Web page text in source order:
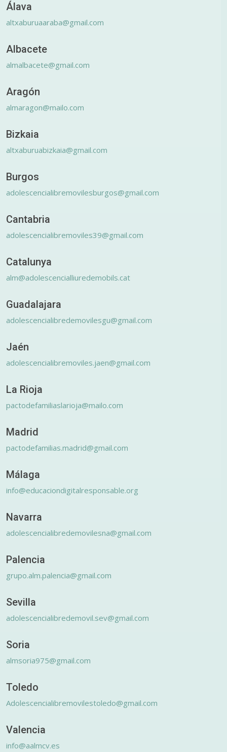
Álava
altxaburuaaraba@gmail.com
Albacete
almalbacete@gmail.com
Aragón
almaragon@mailo.com
Bizkaia
altxaburuabizkaia@gmail.com
Burgos
adolescencialibremovilesburgos@gmail.com
Cantabria
adolescencialibremoviles39@gmail.com
Catalunya
alm@adolescencialliuredemobils.cat
Guadalajara
adolescencialibredemovilesgu@gmail.com
Jaén
adolescencialibremoviles.jaen@gmail.com
La Rioja
pactodefamiliaslarioja@mailo.com
Madrid
pactodefamilias.madrid@gmail.com
Málaga
info@educaciondigitalresponsable.org
Navarra
adolescencialibredemovilesna@gmail.com
Palencia
grupo.alm.palencia@gmail.com
Sevilla
adolescencialibredemovil.sev@gmail.com
Soria
almsoria975@gmail.com
Toledo
Adolescencialibremovilestoledo@gmail.com
Valencia
info@aalmcv.es